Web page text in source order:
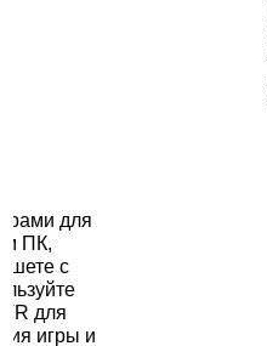
для
ПК,
с
для
игры и